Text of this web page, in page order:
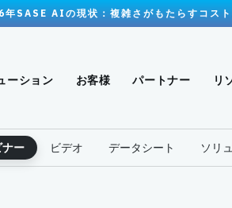
年SASE AIの現状：複雑さがもたらすコスト
ーション お客様 パートナー リ
ー ビデオ データシート ソリ